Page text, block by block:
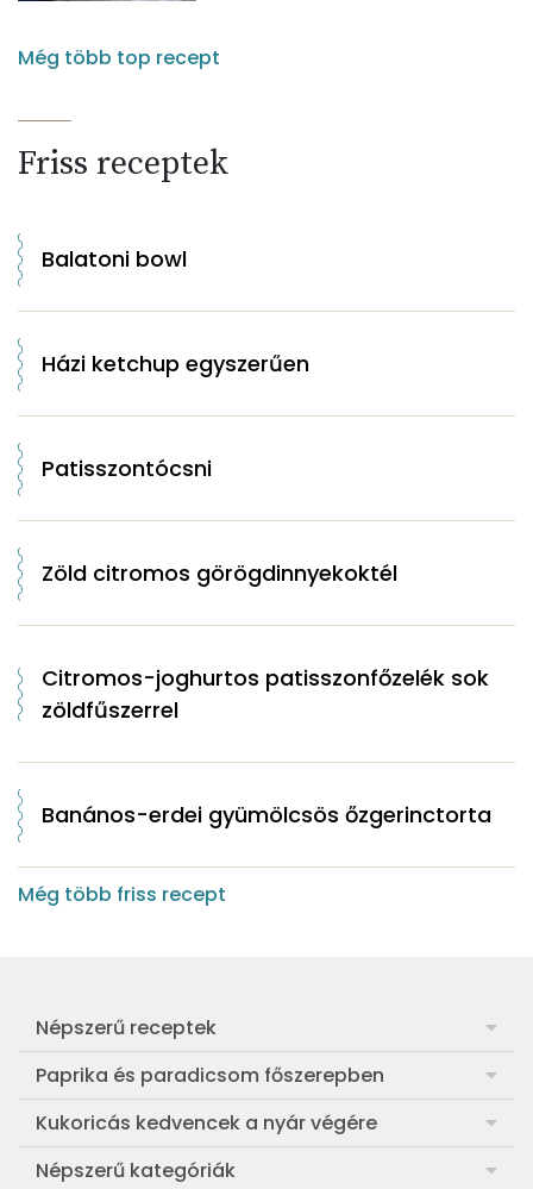
Még több top recept
Friss receptek
Balatoni bowl
Házi ketchup egyszerűen
Patisszontócsni
Zöld citromos görögdinnyekoktél
Citromos-joghurtos patisszonfőzelék sok
zöldfűszerrel
Banános-erdei gyümölcsös őzgerinctorta
Még több friss recept
Népszerű receptek
Frankfurti leves
Egyszerű muffin
Aranygaluska
Paprika és paradicsom főszerepben
Pan con Tomate
Paradicsom és paprika eltevése télre
Kukoricás kedvencek a nyár végére
Legfinomabb főtt kukorica
Népszerű kategóriák